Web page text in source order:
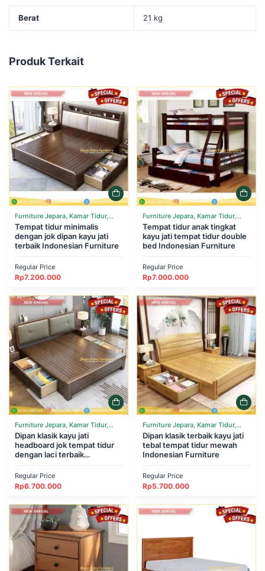
Berat 21 kg
Produk Terkait
Furniture Jepara, Kamar Tidur,
Tempat Tidur
Tempat tidur minimalis
dengan jok dipan kayu jati
terbaik Indonesian Furniture
Regular Price
Rp7.200.000
Furniture Jepara, Kamar Tidur,
Tempat Tidur
Tempat tidur anak tingkat
kayu jati tempat tidur double
bed Indonesian Furniture
Regular Price
Rp7.000.000
Furniture Jepara, Kamar Tidur,
Tempat Tidur
Dipan klasik kayu jati
headboard jok tempat tidur
dengan laci terbaik
Regular Price
Rp6.700.000
Furniture Jepara, Kamar Tidur,
Tempat Tidur
Dipan klasik terbaik kayu jati
tebal tempat tidur mewah
Indonesian Furniture
Regular Price
Rp5.700.000